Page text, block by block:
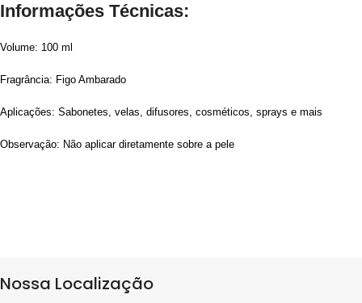
Informações Técnicas:
Volume: 100 ml
Fragrância: Figo Ambarado
Aplicações: Sabonetes, velas, difusores, cosméticos, sprays e mais
Observação: Não aplicar diretamente sobre a pele
Nossa Localização